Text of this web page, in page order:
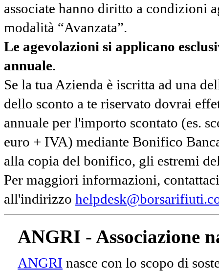
associate hanno diritto a condizioni
modalità “Avanzata”.
Le agevolazioni si applicano
annuale.
Se la tua Azienda è iscritta ad una
dello sconto a te riservato dovrai
annuale per l'importo scontato (es.
euro + IVA) mediante Bonifico
alla copia del bonifico, gli estremi
Per maggiori informazioni,
all'indirizzo
ANGRI - Associazione
ANGRI nasce con lo scopo di